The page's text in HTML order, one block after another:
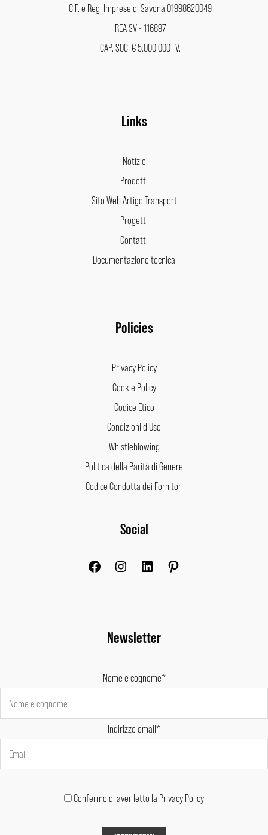
C.F. e Reg. Imprese di Savona 01998620049
REA SV - 116897
CAP. SOC. € 5.000.000 I.V.
Links
Notizie
Prodotti
Sito Web Artigo Transport
Progetti
Contatti
Documentazione tecnica
Policies
Privacy Policy
Cookie Policy
Codice Etico
Condizioni d’Uso
Whistleblowing
Politica della Parità di Genere
Codice Condotta dei Fornitori
Social
Newsletter
Nome e cognome*
Indirizzo email*
Confermo di aver letto la Privacy Policy